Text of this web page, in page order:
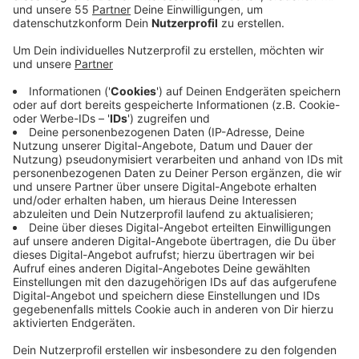
Bei Starkregen fließen deutlich größere
Wassermengen als üblich in die Kanalisation und in
Richtung Kläranlage bzw. über Regenwasserkanäle in
Richtung Gewässer. So die Erklärung des
Niersverbandes in einer Pressemitteilung. Demnach se
die Speicherkapazität dieser Systeme irgendwann
erschöpft und es komme zu einem kontrollierten
Überlauf in das nächstgelegene Gewässer. Experten
sprechen hier von einem Abschlag, z. B. in die Niers.
Damit gelangen Schmutzstoffe von unbefestigten
Flächen in das Gewässer, die zu einem Absinken des
Sauerstoffgehaltes im Gewässer führen können. In der
Niers befand sich aufgrund dessen stellenweise kein
Sauerstoff mehr im Wasser und führte in Folge zu